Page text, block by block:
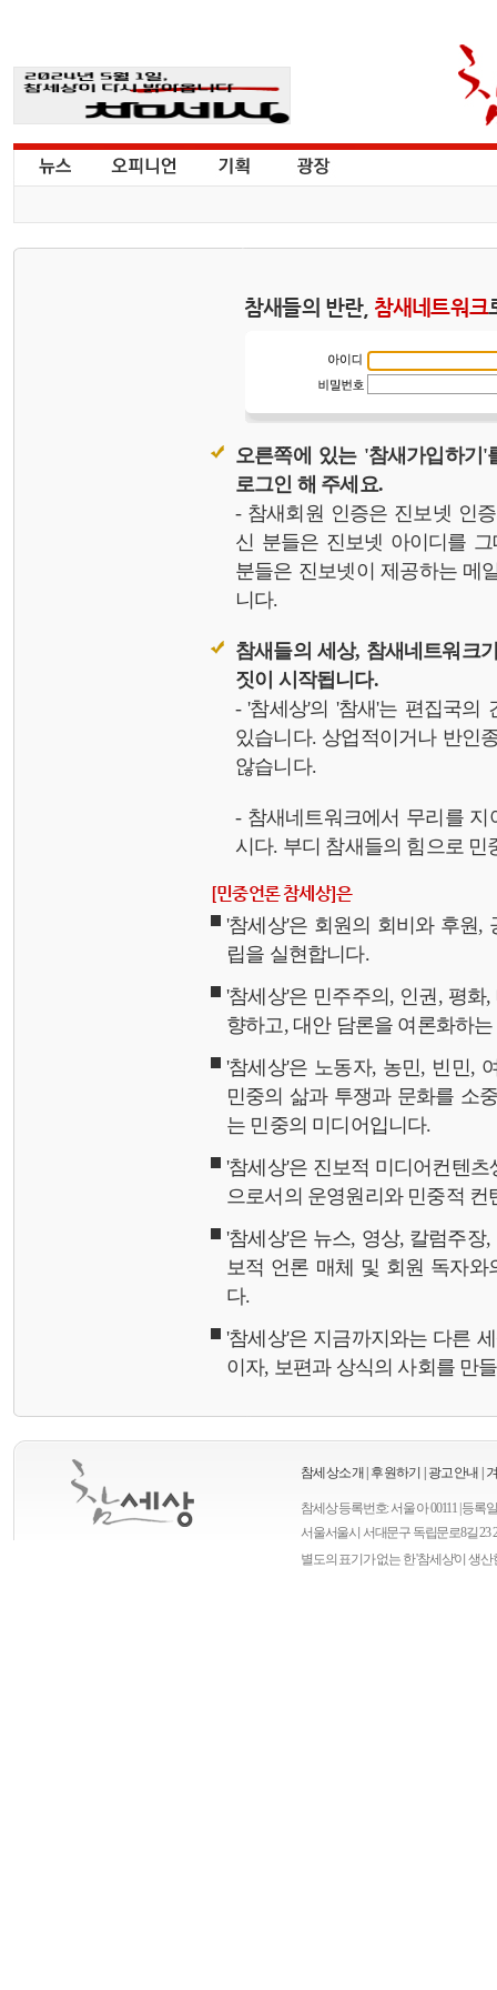
참새들의 반란, 참새네트워크
오른쪽에 있는 '참새가입하기
로그인 해 주세요.
- 참새회원 인증은 진보넷 인
신 분들은 진보넷 아이디를
분들은 진보넷이 제공하는 메
니다.
참새들의 세상, 참새네트워크
짓이 시작됩니다.
- '참세상'의 '참새'는 편집국의
있습니다. 상업적이거나 반인
않습니다.
- 참새네트워크에서 무리를
시다. 부디 참새들의 힘으로 민
[민중언론 참세상]은
'참세상'은 회원의 회비와 후원,
립을 실현합니다.
'참세상'은 민주주의, 인권, 평
향하고, 대안 담론을 여론화하
'참세상'은 노동자, 농민, 빈민,
민중의 삶과 투쟁과 문화를 소
는 민중의 미디어입니다.
'참세상'은 진보적 미디어컨텐
으로서의 운영원리와 민중적
'참세상'은 뉴스, 영상, 칼럼주
보적 언론 매체 및 회원 독자와
다.
'참세상'은 지금까지와는 다른
이자, 보편과 상식의 사회를 만
참세상소개 후원하기 광고안내
참세상 등록번호: 서울 아 00111 | 등록
서울서울시 서대문구 독립문로8길 23
별도의 표기가 없는 한 '참세상'이 생